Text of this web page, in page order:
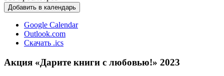
Добавить в календарь
Google Calendar
Outlook.com
Скачать .ics
Акция «Дарите книги с любовью!» 2023